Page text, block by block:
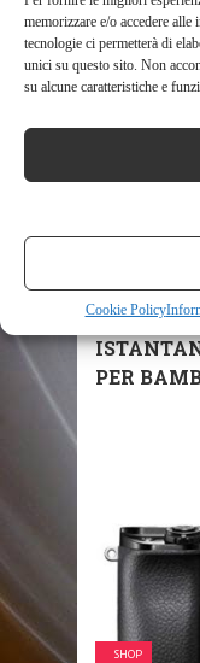
memorizzare e/o accedere
tecnologie ci permetterà di
unici su questo sito. Non
su alcune caratteristiche e
Cookie Policy
RELATED
PER
SHOP